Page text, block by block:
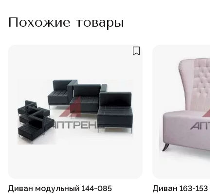
Похожие товары
Диван модульный 144-085 Диван 163-153